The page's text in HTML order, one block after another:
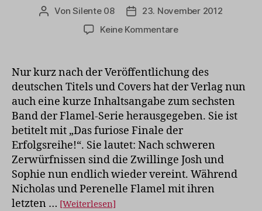
Beitragsautor
VonSilente 08 Veröffentlichungsdatum
23. November 2012
Keine Kommentarezu
zu
Band
sechs
Nur kurz nach der Veröffentlichung des
deutschen Titels und Covers hat der Verlag nun
auch eine kurze Inhaltsangabe zum sechsten
Band der Flamel-Serie herausgegeben. Sie ist
betitelt mit „Das furiose Finale der
Erfolgsreihe!“. Sie lautet: Nach schweren
Zerwürfnissen sind die Zwillinge Josh und
Sophie nun endlich wieder vereint. Während
Nicholas und Perenelle Flamel mit ihren
letzten … [Weiterlesen]